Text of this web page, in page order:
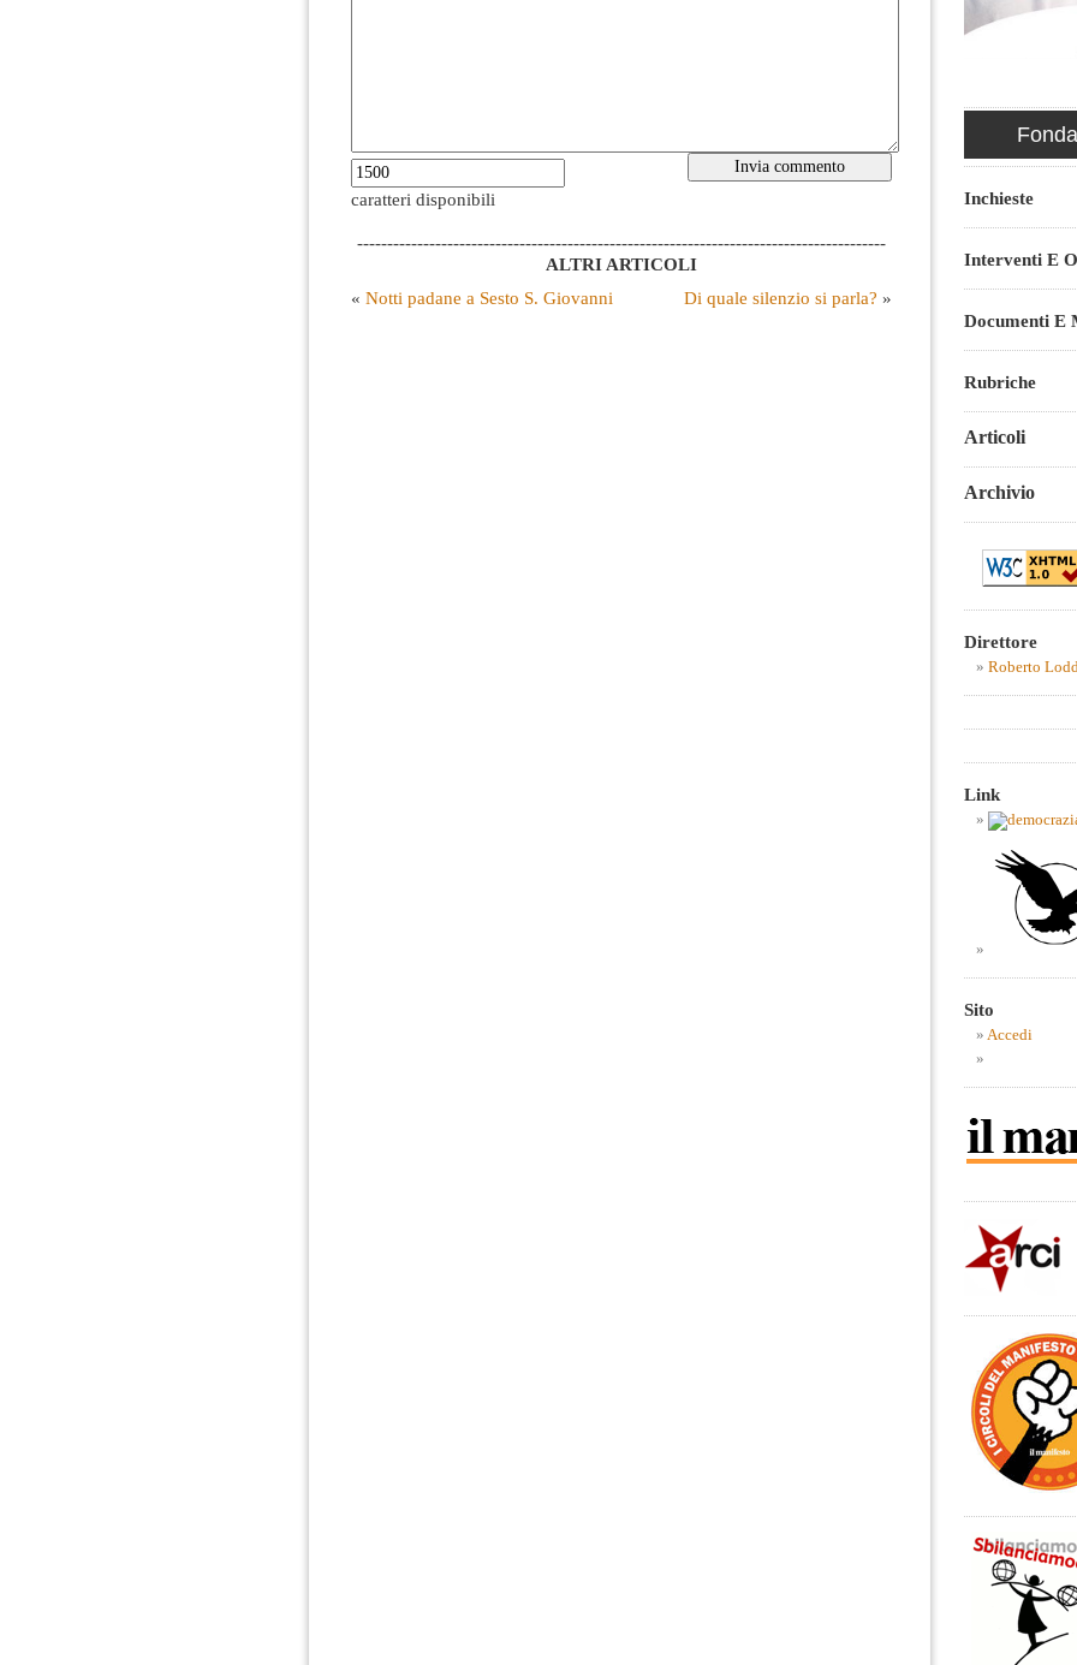
caratteri disponibili
----------------------------------------------------------------------------------------
ALTRI ARTICOLI
« Notti padane a Sesto S. Giovanni Di quale silenzio si parla? »
Inchieste
Interventi E
Documenti E
Rubriche
Articoli
Archivio
Direttore
Roberto
Link
Sito
Accedi